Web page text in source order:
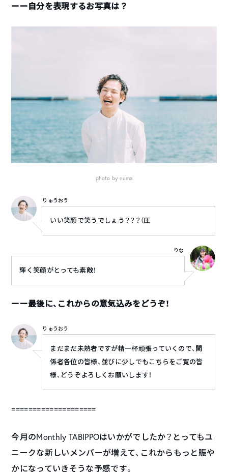
ーー自分を表現するお写真は？
photo by numa
りゅうおう
いい笑顔で笑うでしょう？？？（圧
輝く笑顔がとっても素敵！
りな
ーー最後に、これからの意気込みをどうぞ！
りゅうおう
まだまだ未熟者ですが精一杯頑張っていくので、関
係者各位の皆様、並びに少しでもこちらをご覧の皆
様、どうぞよろしくお願いします！
====================
今月のMonthly TABIPPOはいかがでしたか？とってもユ
ニークな新しいメンバーが増えて、これからもっと賑や
かになっていきそうな予感です。